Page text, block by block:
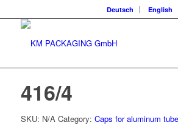
Deutsch English
416/4
SKU: N/A Category: Caps for aluminum